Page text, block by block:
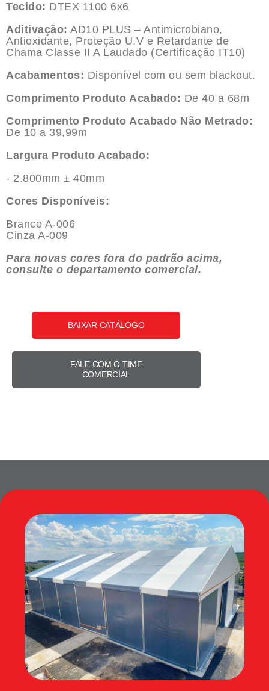
Tecido: DTEX 1100 6x6
Aditivação: AD10 PLUS – Antimicrobiano,
Antioxidante, Proteção U.V e Retardante de
Chama Classe II A Laudado (Certificação IT10)
Acabamentos: Disponível com ou sem blackout.
Comprimento Produto Acabado: De 40 a 68m
Comprimento Produto Acabado Não Metrado:
De 10 a 39,99m
Largura Produto Acabado:
- 2.800mm ± 40mm
Cores Disponíveis:
Branco A-006
Cinza A-009
Para novas cores fora do padrão acima,
consulte o departamento comercial.
BAIXAR CATÁLOGO
FALE COM O TIME
COMERCIAL